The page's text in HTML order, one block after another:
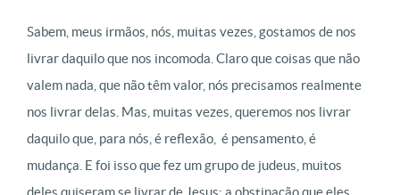
Sabem, meus irmãos, nós, muitas vezes, gostamos de nos
livrar daquilo que nos incomoda. Claro que coisas que não
valem nada, que não têm valor, nós precisamos realmente
nos livrar delas. Mas, muitas vezes, queremos nos livrar
daquilo que, para nós, é reflexão, é pensamento, é
mudança. E foi isso que fez um grupo de judeus, muitos
deles quiseram se livrar de Jesus; a obstinação que eles